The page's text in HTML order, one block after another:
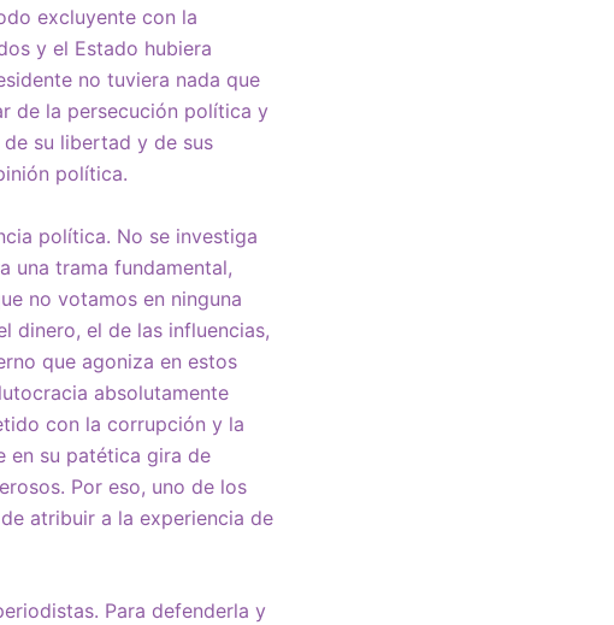
excluyente con la
y el Estado hubiera
no tuviera nada que
de la persecución política y
su libertad y de sus
política.
política. No se investiga
una trama fundamental,
no votamos en ninguna
dinero, el de las influencias,
que agoniza en estos
absolutamente
con la corrupción y la
en su patética gira de
Por eso, uno de los
atribuir a la experiencia de
Para defenderla y